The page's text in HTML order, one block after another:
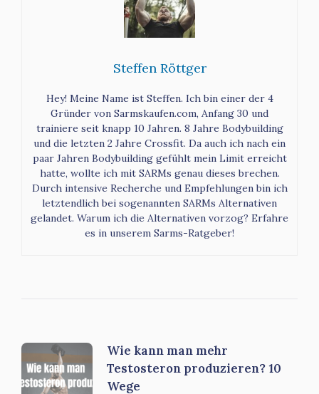
Steffen Röttger
Hey! Meine Name ist Steffen. Ich bin einer der 4
Gründer von Sarmskaufen.com, Anfang 30 und
trainiere seit knapp 10 Jahren. 8 Jahre Bodybuilding
und die letzten 2 Jahre Crossfit. Da auch ich nach ein
paar Jahren Bodybuilding gefühlt mein Limit erreicht
hatte, wollte ich mit SARMs genau dieses brechen.
Durch intensive Recherche und Empfehlungen bin ich
letztendlich bei sogenannten SARMs Alternativen
gelandet. Warum ich die Alternativen vorzog? Erfahre
es in unserem Sarms-Ratgeber!
Wie kann man mehr
Testosteron produzieren? 10
Wege